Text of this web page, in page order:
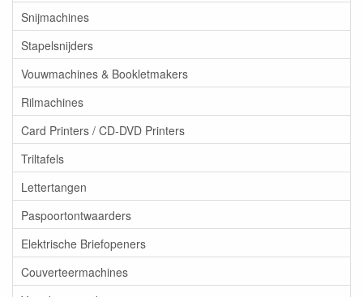
Snijmachines
Stapelsnijders
Vouwmachines & Bookletmakers
Rilmachines
Card Printers / CD-DVD Printers
Triltafels
Lettertangen
Paspoortontwaarders
Elektrische Briefopeners
Couverteermachines